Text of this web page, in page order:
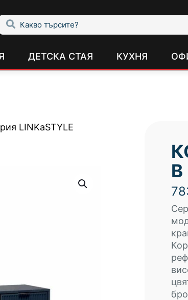
ДЕТСКА СТАЯ КУХНЯ
LINKaSTYLE
B